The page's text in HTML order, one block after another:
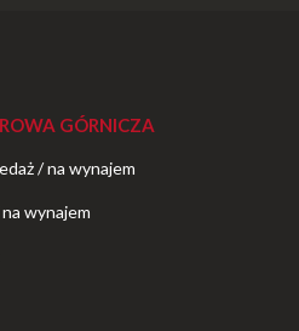
GÓRNICZA
/na wynajem
na wynajem